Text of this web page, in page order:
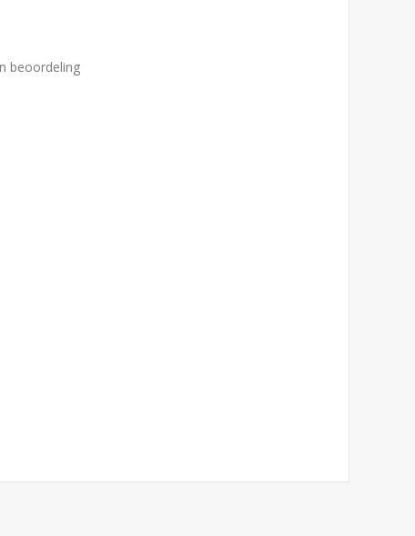
beoordeling